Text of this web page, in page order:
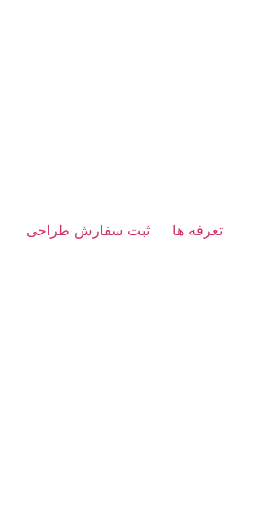
تعرفه ها ثبت سفارش طراحی